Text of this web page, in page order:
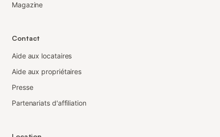
Magazine
Contact
Aide aux locataires
Aide aux propriétaires
Presse
Partenariats d'affiliation